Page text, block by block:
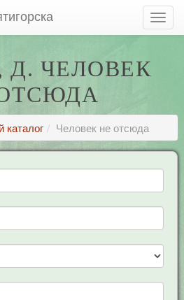
Д. ЧЕЛОВЕК
каталог Человек не отсюда